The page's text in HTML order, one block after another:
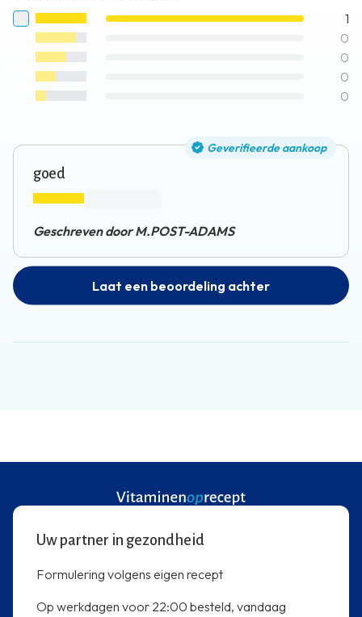
1
0
0
0
0
Geverifieerde aankoop
goed
Geschreven door M.POST-ADAMS
Laat een beoordeling achter
Uw partner in gezondheid
Formulering volgens eigen recept
Op werkdagen voor 22:00 besteld, vandaag